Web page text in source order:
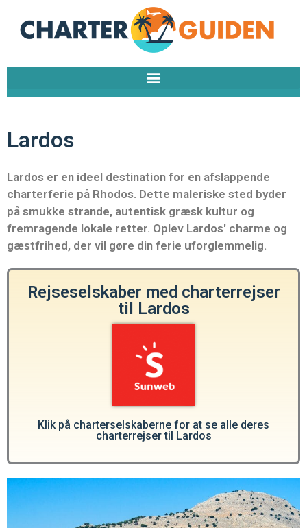
indholdet
Lardos
Lardos er en ideel destination for en afslappende
charterferie på Rhodos. Dette maleriske sted byder
på smukke strande, autentisk græsk kultur og
fremragende lokale retter. Oplev Lardos' charme og
gæstfrihed, der vil gøre din ferie uforglemmelig.
Rejseselskaber med charterrejser
til Lardos
Klik på charterselskaberne for at se alle deres
charterrejser til Lardos